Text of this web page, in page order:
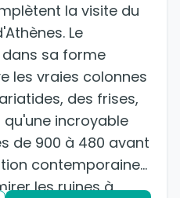
la visite du
Le
dans sa forme
les vraies colonnes
des frises,
incroyable
de 900 à 480 avant
contemporaine
les ruines à